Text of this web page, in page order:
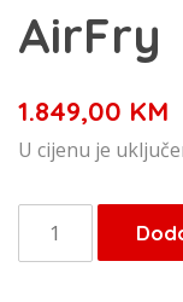
AirFry
1.849,00 KM
U cijenu je
Bosch
ugradbena